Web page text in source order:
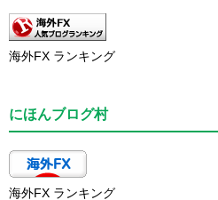
海外FX ランキング
にほんブログ村
海外FX ランキング